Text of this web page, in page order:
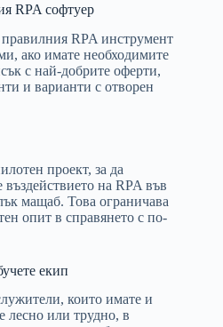
RPA софтуер
RPA инструмент
ако имате необходимите
с най-добрите оферти,
и варианти с отворен
проект, за да
въздействието на RPA във
мащаб. Това ограничава
опит в справянето с по-
екип
които имате и
лесно или трудно, в